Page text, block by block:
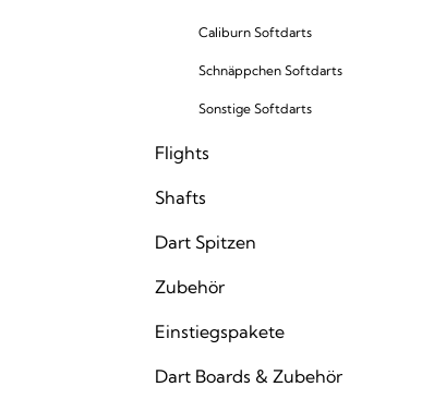
Caliburn Softdarts
Schnäppchen Softdarts
Sonstige Softdarts
Flights
Shafts
Dart Spitzen
Zubehör
Einstiegspakete
Dart Boards & Zubehör